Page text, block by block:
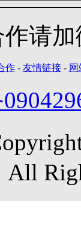
请加
作- 友情链接-
All